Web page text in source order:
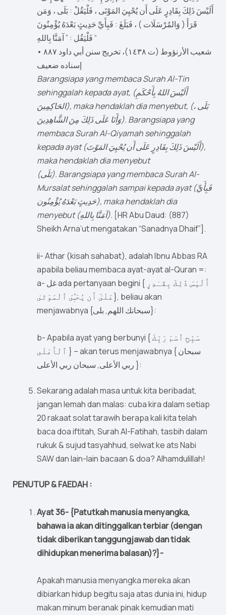
أَلَيْسَ ذَلِكَ بِقَادِرٍ عَلَى أَن يُحْيِيَ المَوْتَى ، فَلْيَقُلْ : بَلَى ، وَمَن
قَرَأَ ( وَالمُرْسَلَات ) ، فَبَلَغَ : فَبِأَيِّ حَدِيثٍ بَعْدَهُ يُؤْمِنُونَ
فَلْيَقُل : ” آمَنَّا بِاللهِ “
شعيب الأرنؤوط (ت ١٤٣٨)، تخريج سنن أبي داود ٨٨٧ •
إسناده ضعيف
Barangsiapa yang membaca Surah Al-Tin
sehinggalah kepada ayat, (أَلَيْسَ اللهُ بِأَحْكَمِ
الحَاكِمِينَ), maka hendaklah dia menyebut, (بَلَى ،
وَأَنَا عَلَى ذَلِكَ مِنَ الشَّاهِدِينَ). Barangsiapa yang
membaca Surah Al-Qiyamah sehinggalah
kepada ayat (أَلَيْسَ ذَلِكَ بِقَادِرٍ عَلَى أَن يُحْيِيَ المَوْتَ),
maka hendaklah dia menyebut
(بَلَى). Barangsiapa yang membaca Surah Al-
Mursalat sehinggalah sampai kepada ayat (فَبِأَيِّ
حَدِيثٍ بَعْدَهُ يُؤْمِنُون), maka hendaklah dia
menyebut (آمَنَّا بِاللهِ). [HR Abu Daud: (887)
Sheikh Arna’ut mengatakan “Sanadnya Dhaif”].
ii- Athar (kisah sahabat), adalah Ibnu Abbas RA
apabila beliau membaca ayat-ayat al-Quran =:
a- غل ada pertanyaan begini { أَلَيْسَ ذَٰلِكَ بِقَـٰدِرٍ
عَلَىٰٓ أَن يُحْـِۧىَ ٱلْمَوْتَىٰ}, beliau akan
menjawabnya {سبحانك اللهم, بلى}:
b- Apabila ayat yang berbunyi { سَبِّحِ ٱسْمَ رَبِّكَ
ٱلْأَعْلَى } – akan terus menjawabnya { سبحان
ربي الأعلى, سبحان ربي الأعلى }:
Sekarang adalah masa untuk kita beribadat,
jangan lemah dan malas: cuba kira dalam setiap
20 rakaat solat tarawih berapa kali kita telah
baca doa iftitah, Surah Al-Fatihah, tasbih dalam
rukuk & sujud tasyahhud, selwat ke ats Nabi
SAW dan lain-lain bacaan & doa? Alhamdulillah!
PENUTUP & FAEDAH :
Ayat 36- {Patutkah manusia menyangka,
bahawa ia akan ditinggalkan terbiar (dengan
tidak diberikan tanggungjawab dan tidak
dihidupkan menerima balasan)?}-
Apakah manusia menyangka mereka akan
dibiarkan hidup begitu saja atas dunia ini, hidup
makan minum beranak pinak kemudian mati